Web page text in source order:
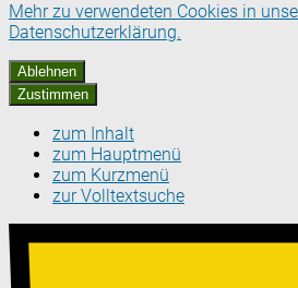
Mehr zu verwendeten Cookies in
Datenschutzerklärung.
Ablehnen
Zustimmen
zum Inhalt
zum Hauptmenü
zum Kurzmenü
zur Volltextsuche